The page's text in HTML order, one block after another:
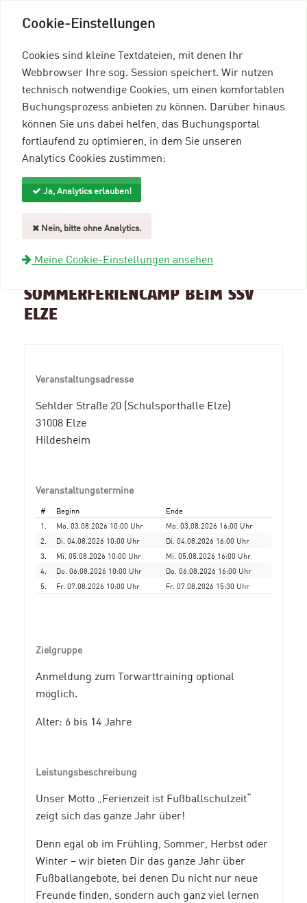
Cookie-Einstellungen
Cookies sind kleine Textdateien, mit denen Ihr
Webbrowser Ihre sog. Session speichert. Wir nutzen
technisch notwendige Cookies, um einen komfortablen
Buchungsprozess anbieten zu können. Darüber hinaus
können Sie uns dabei helfen, das Buchungsportal
fortlaufend zu optimieren, in dem Sie unseren
Analytics Cookies zustimmen:
Ja, Analytics erlauben!
Nein, bitte ohne Analytics.
Meine Cookie-Einstellungen ansehen
Menü einblenden
mein96-Profil
Anmelden
Suche und Filter
zurück zur Übersicht
SOMMERFERIENCAMP BEIM SSV
ELZE
Veranstaltungsadresse
Sehlder Straße 20 (Schulsporthalle Elze)
31008 Elze
Hildesheim
Veranstaltungstermine
# Beginn
Ende
1.
Mo. 03.08.2026 10:00 Uhr
Mo. 03.08.2026 16:00 Uhr
2.
Di. 04.08.2026 10:00 Uhr
Di. 04.08.2026 16:00 Uhr
3.
Mi. 05.08.2026 10:00 Uhr
Mi. 05.08.2026 16:00 Uhr
4.
Do. 06.08.2026 10:00 Uhr
Do. 06.08.2026 16:00 Uhr
5.
Fr. 07.08.2026 10:00 Uhr Fr. 07.08.2026 15:30 Uhr
Zielgruppe
Anmeldung zum Torwarttraining optional
möglich.
Alter: 6 bis 14 Jahre
Leistungsbeschreibung
Unser Motto „Ferienzeit ist Fußballschulzeit“
zeigt sich das ganze Jahr über!
Denn egal ob im Frühling, Sommer, Herbst oder
Winter – wir bieten Dir das ganze Jahr über
Fußballangebote, bei denen Du nicht nur neue
Freunde finden, sondern auch ganz viel lernen